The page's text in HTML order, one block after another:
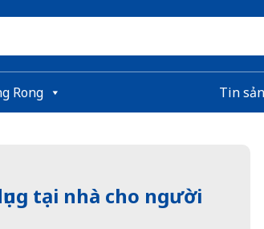
Rong Tin
tại nhà cho người